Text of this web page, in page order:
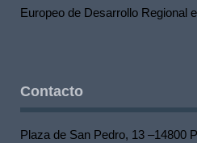
Europeo de Desarrollo Regional
Contacto
Plaza de San Pedro, 13 –14800